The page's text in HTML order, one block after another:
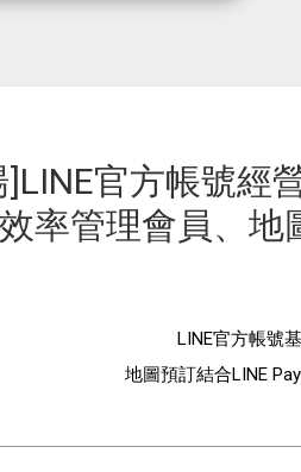
官方帳號經
率管理會員、地
LINE官方帳號
地圖預訂結合LINE